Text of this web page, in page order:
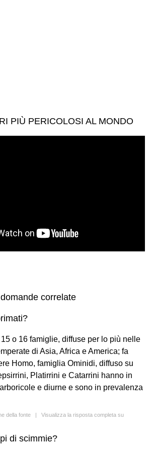
PIÙ PERICOLOSI AL MONDO
correlate
o 16 famiglie, diffuse per lo più nelle
di Asia, Africa e America; fa
Homo, famiglia Ominidi, diffuso su
Platirrini e Catarrini hanno in
e diurne e sono in prevalenza
della fonte | Visualizza la risposta completa su
di scimmie?